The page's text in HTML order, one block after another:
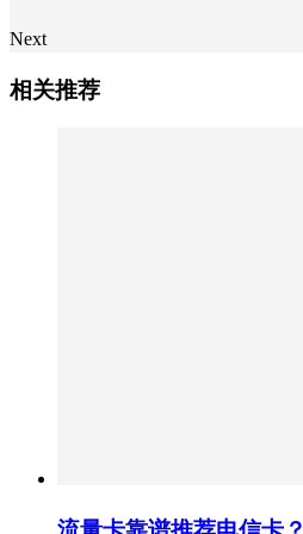
Next
相关推荐